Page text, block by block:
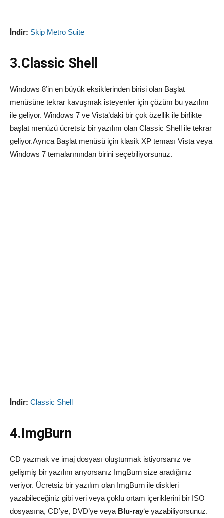
İndir: Skip Metro Suite
3.Classic Shell
Windows 8’in en büyük eksiklerinden birisi olan Başlat
menüsüne tekrar kavuşmak isteyenler için çözüm bu yazılım
ile geliyor. Windows 7 ve Vista’daki bir çok özellik ile birlikte
başlat menüzü ücretsiz bir yazılım olan Classic Shell ile tekrar
geliyor.Ayrıca Başlat menüsü için klasik XP teması Vista veya
Windows 7 temalarınından birini seçebiliyorsunuz.
İndir: Classic Shell
4.ImgBurn
CD yazmak ve imaj dosyası oluşturmak istiyorsanız ve
gelişmiş bir yazılım arıyorsanız ImgBurn size aradığınız
veriyor. Ücretsiz bir yazılım olan ImgBurn ile diskleri
yazabileceğiniz gibi veri veya çoklu ortam içeriklerini bir ISO
dosyasına, CD’ye, DVD’ye veya Blu-ray‘e yazabiliyorsunuz.